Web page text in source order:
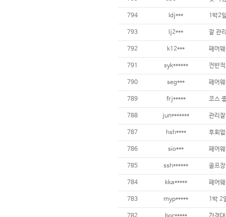
794 ldj*** 1박2
793 lj2***
792 k12***
791 syk******
790 seg***
789 frj*****
788 jun******* 관리
787 hsh****
786 sio***
785 ssh******
784 kka***** 페어
783 myp***** 1박 2